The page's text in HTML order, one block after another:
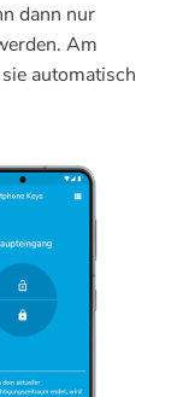
dann nur
Am
automatisch